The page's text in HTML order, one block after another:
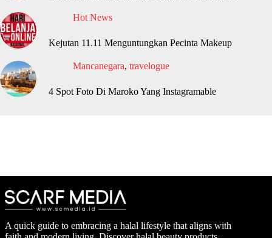
Hot News
Kejutan 11.11 Menguntungkan Pecinta Makeup
Mancanegara, travelogue
4 Spot Foto Di Maroko Yang Instagramable
A quick guide to embracing a halal lifestyle that aligns with